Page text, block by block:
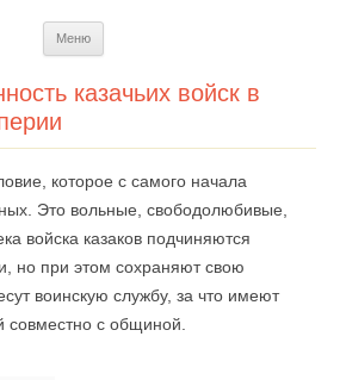
Меню
казачьих войск в
которое с самого начала
Это вольные, свободолюбивые,
войска казаков подчиняются
но при этом сохраняют свою
воинскую службу, за что имеют
совместно с общиной.